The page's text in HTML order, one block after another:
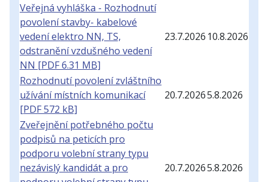
Veřejná vyhláška - Rozhodnutí
povolení stavby- kabelové
vedení elektro NN, TS,
odstranění vzdušného vedení
NN [PDF 6.31 MB]
23.7.2026 10.8.2026
Rozhodnutí povolení zvláštního
užívání místních komunikací
[PDF 572 kB]
20.7.20265.8.2026
Zveřejnění potřebného počtu
podpisů na peticích pro
podporu volební strany typu
nezávislý kandidát a pro
20.7.20265.8.2026